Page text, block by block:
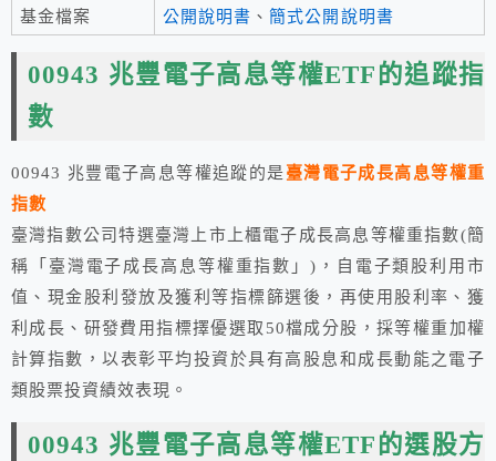
基金檔案 公開說明書 、簡式公開說明書
00943 兆豐電子高息等權ETF的追蹤指
數
00943 兆豐電子高息等權追蹤的是臺灣電子成長高息等權重
指數
臺灣指數公司特選臺灣上市上櫃電子成長高息等權重指數(簡
稱「臺灣電子成長高息等權重指數」)，自電子類股利用市
值、現金股利發放及獲利等指標篩選後，再使用股利率、獲
利成長、研發費用指標擇優選取50檔成分股，採等權重加權
計算指數，以表彰平均投資於具有高股息和成長動能之電子
類股票投資績效表現。
00943 兆豐電子高息等權ETF的選股方